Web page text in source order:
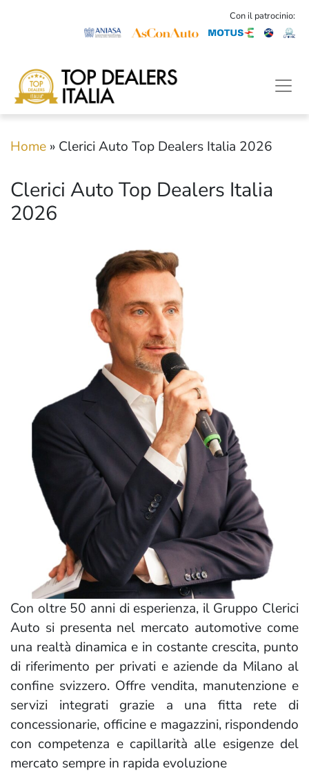
Con il patrocinio:
Home » Clerici Auto Top Dealers Italia 2026
Clerici Auto Top Dealers Italia
2026
Con oltre 50 anni di esperienza, il Gruppo Clerici
Auto si presenta nel mercato automotive come
una realtà dinamica e in costante crescita, punto
di riferimento per privati e aziende da Milano al
confine svizzero. Offre vendita, manutenzione e
servizi integrati grazie a una fitta rete di
concessionarie, officine e magazzini, rispondendo
con competenza e capillarità alle esigenze del
mercato sempre in rapida evoluzione